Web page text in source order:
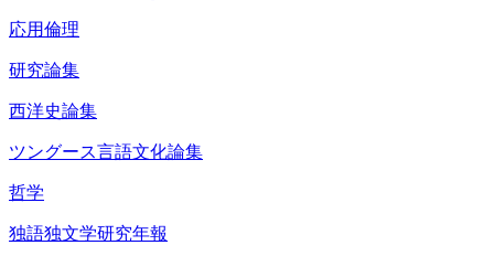
応用倫理
研究論集
西洋史論集
ツングース言語文化論集
哲学
独語独文学研究年報